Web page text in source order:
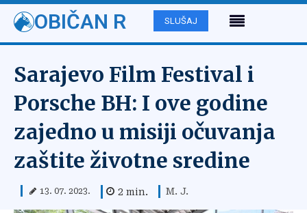
OBIČAN R SLUŠAJ
Sarajevo Film Festival i
Porsche BH: I ove godine
zajedno u misiji očuvanja
zaštite životne sredine
13. 07. 2023. 2 min. M. J.